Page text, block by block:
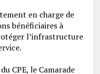
en charge de
bénéficiaires à
l’infrastructure
CPE, le Camarade